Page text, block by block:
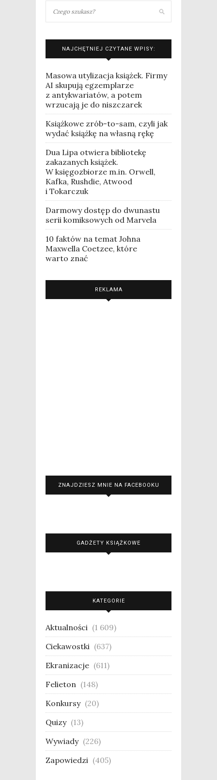
NAJCHĘTNIEJ CZYTANE WPISY:
Masowa utylizacja książek. Firmy
AI skupują egzemplarze
z antykwariatów, a potem
wrzucają je do niszczarek
Książkowe zrób-to-sam, czyli jak
wydać książkę na własną rękę
Dua Lipa otwiera bibliotekę
zakazanych książek.
W księgozbiorze m.in. Orwell,
Kafka, Rushdie, Atwood
i Tokarczuk
Darmowy dostęp do dwunastu
serii komiksowych od Marvela
10 faktów na temat Johna
Maxwella Coetzee, które
warto znać
REKLAMA
ZNAJDZIESZ MNIE NA FACEBOOKU
GADŻETY KSIĄŻKOWE
KATEGORIE
Aktualności (1 609)
Ciekawostki (637)
Ekranizacje (611)
Felieton (148)
Konkursy (20)
Quizy (13)
Wywiady (226)
Zapowiedzi (405)